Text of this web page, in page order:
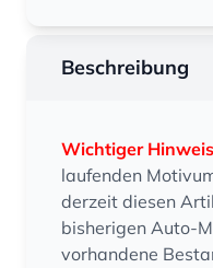
Beschreibung
Wichtiger
laufenden
derzeit diesen
bisherigen Auto-
vorhandene